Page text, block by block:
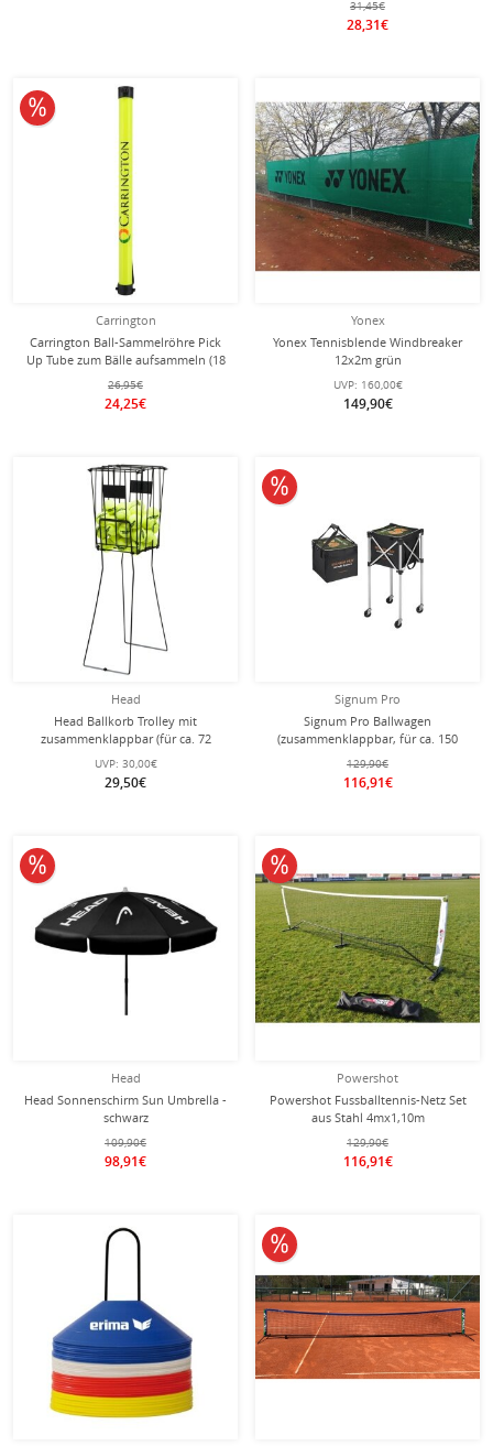
31,45€
28,31€
Carrington
Carrington Ball-Sammelröhre Pick
Up Tube zum Bälle aufsammeln (18
26,95€
24,25€
10% reduziert
Yonex
Yonex Tennisblende Windbreaker
12x2m grün
UVP: 160,00€
149,90€
Head
Head Ballkorb Trolley mit
zusammenklappbar (für ca. 72
UVP: 30,00€
29,50€
Signum Pro
Signum Pro Ballwagen
(zusammenklappbar, für ca. 150
129,90€
116,91€
10% reduziert
Head
Head Sonnenschirm Sun Umbrella -
schwarz
109,90€
98,91€
10% reduziert
Powershot
Powershot Fussballtennis-Netz Set
aus Stahl 4mx1,10m
129,90€
116,91€
10% reduziert
10% reduziert